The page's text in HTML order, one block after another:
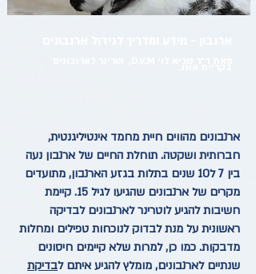
ארנבונים מהווים חיית מחמד אינטיליגנטית,
חברותית ושקטה. תוחלת החיים של ארנבון נעה
בין 7 ל10 שנים בתלות בגזע הארנבון, מתועדים
מקרים של ארנבונים שהגיעו לגיל 15. קיימת
חשיבות להגיע לוטרינר לארנבונים לבדיקה
ראשונית על מנת לבדוק לנוכחות טפילים ומחלות
מדבקות. כמו כן, למרות שלא קיימים חיסונים
שנתיים לארנבונים, מומלץ להגיע איתם לבדיקת